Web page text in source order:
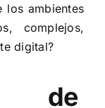
los ambientes
complejos,
digital?
de